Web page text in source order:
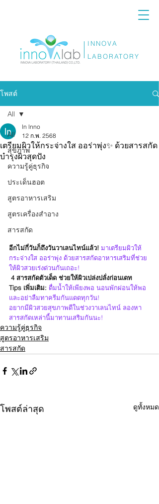
INNOVA
LABORATORY
โพสต์
All
สุขภาพ
ความรู้คู่ธุรกิจ
ประเด็นฮอต
สูตรอาหารเสริม
สูตรเครื่องสำอาง
สารสกัด
All
เตรียมผิวให้กระจ่างใส ออร่าพุ่ง✨ ด้วยสารสกัด
บำรุงผิวสุดปัง
ln lnno
12 ก.พ. 2568
อีกไม่กี่วันก็ถึงวันวาเลนไทน์แล้ว! มาเตรียมผิวให้
กระจ่างใส ออร่าพุ่ง ด้วยสารสกัดอาหารเสริมที่ช่วย
ให้ผิวสวยเร่งด่วนกันเถอะ!
4 สารสกัดตัวเด็ด ช่วยให้ผิวเปล่งปลั่งก่อนเดท
Tips เพิ่มเติม: ดื่มน้ำให้เพียงพอ นอนพักผ่อนให้พอ
และอย่าลืมทาครีมกันแดดทุกวัน!
อยากมีผิวสวยสุขภาพดีในช่วงวาเลนไทน์ ลองหา
สารสกัดเหล่านี้มาทานเสริมกันนะ!
ความรู้คู่ธุรกิจ
สูตรอาหารเสริม
สารสกัด
โพสต์ล่าสุด ดูทั้งหมด